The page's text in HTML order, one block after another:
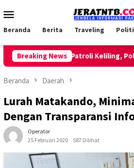
ke
Mobile
Beranda Berita Traveling
Breaking News
Lakukan Patroli Keliling, Polsek
Beranda Daerah
Lurah Matakando,
Dengan Transparansi
Operator
25 Februari 2020
587 Dilihat